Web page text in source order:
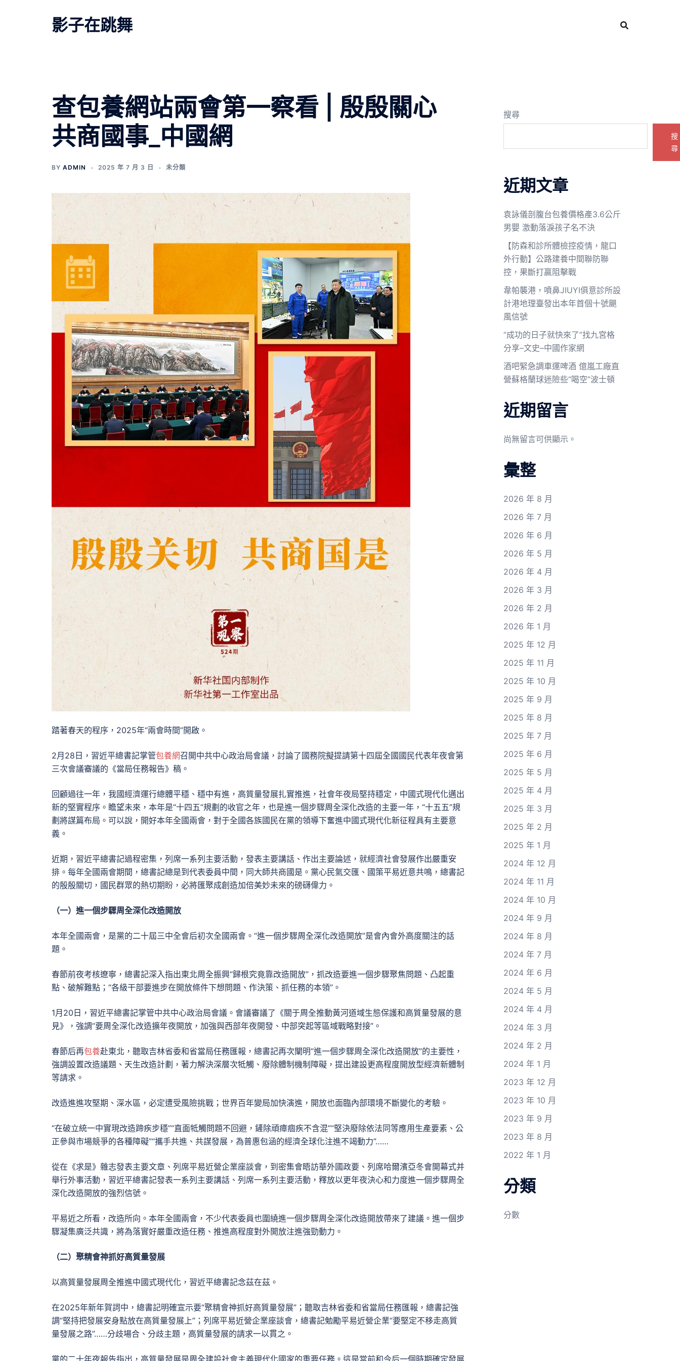
影子在跳舞
查包養網站兩會第一察看 | 殷殷關心
共商國事_中國網
BY ADMIN 2025 年 7 月 3 日 未分類
踏著春天的程序，2025年“兩會時間”開啟。
2月28日，習近平總書記掌管包養網召開中共中心政治局會議，討論了國務院擬提請第十四屆全國國民代表年夜會第
三次會議審議的《當局任務報告》稿。
回顧過往一年，我國經濟運行總體平穩、穩中有進，高質量發展扎實推進，社會年夜局堅持穩定，中國式現代化邁出
新的堅實程序。瞻望未來，本年是“十四五”規劃的收官之年，也是進一個步驟周全深化改造的主要一年，“十五五”規
劃將謀篇布局。可以說，開好本年全國兩會，對于全國各族國民在黨的領導下奮進中國式現代化新征程具有主要意
義。
近期，習近平總書記過程密集，列席一系列主要活動，發表主要講話、作出主要論述，就經濟社會發展作出嚴重安
排。每年全國兩會期間，總書記總是到代表委員中間，同大師共商國是。黨心民氣交匯、國策平易近意共鳴，總書記
的殷殷關切，國民群眾的熱切期盼，必將匯聚成創造加倍美妙未來的磅礴偉力。
（一）進一個步驟周全深化改造開放
本年全國兩會，是黨的二十屆三中全會后初次全國兩會。“進一個步驟周全深化改造開放”是會內會外高度關注的話
題。
春節前夜考核遼寧，總書記深入指出東北周全振興“歸根究竟靠改造開放”，抓改造要進一個步驟聚焦問題、凸起重
點、破解難點；“各級干部要進步在開放條件下想問題、作決策、抓任務的本領”。
1月20日，習近平總書記掌管中共中心政治局會議。會議審議了《關于周全推動黃河道域生態保護和高質量發展的意
見》，強調“要周全深化改造擴年夜開放，加強與西部年夜開發、中部突起等區域戰略對接”。
春節后再包養赴東北，聽取吉林省委和省當局任務匯報，總書記再次闡明“進一個步驟周全深化改造開放”的主要性，
強調設置改造議題、天生改造計劃，著力解決深層次牴觸、廢除體制機制障礙，提出建設更高程度開放型經濟新體制
等請求。
改造進進攻堅期、深水區，必定遭受風險挑戰；世界百年變局加快演進，開放也面臨內部環境不斷變化的考驗。
“在破立統一中實現改造蹄疾步穩”“直面牴觸問題不回避，鏟除頑瘴痼疾不含混”“堅決廢除依法同等應用生產要素、公
正參與市場競爭的各種障礙”“攜手共進、共謀發展，為普惠包涵的經濟全球化注進不竭動力”……
從在《求是》雜志發表主要文章、列席平易近營企業座談會，到密集會晤訪華外國政要、列席哈爾濱亞冬會開幕式并
舉行外事活動，習近平總書記發表一系列主要講話、列席一系列主要活動，釋放以更年夜決心和力度進一個步驟周全
深化改造開放的強烈信號。
平易近之所看，改造所向。本年全國兩會，不少代表委員也圍繞進一個步驟周全深化改造開放帶來了建議。進一個步
驟凝集廣泛共識，將為落實好嚴重改造任務、推進高程度對外開放注進強勁動力。
（二）聚精會神抓好高質量發展
以高質量發展周全推進中國式現代化，習近平總書記念茲在茲。
在2025年新年賀詞中，總書記明確宣示要“聚精會神抓好高質量發展”；聽取吉林省委和省當局任務匯報，總書記強
調“堅持把發展安身點放在高質量發展上”；列席平易近營企業座談會，總書記勉勵平易近營企業“要堅定不移走高質
量發展之路”……分歧場合、分歧主題，高質量發展的請求一以貫之。
黨的二十年夜報告指出，高質量發展是周全建設社會主義現代化國家的重要任務。這是當前和今后一個時期確定發展
搜尋
搜
尋
近期文章
袁詠儀剖腹台包養價格產3.6公斤
男嬰 激動落淚孩子名不決
【防森和診所體檢控疫情，龍口
外行動】公路建養中間聯防聯
控，果斷打贏阻擊戰
韋帕襲港，噴鼻JIUYI俱意診所設
計港地理臺發出本年首個十號颶
風信號
“成功的日子就快來了”找九宮格
分享–文史–中國作家網
酒吧緊急調車運啤酒 億嵐工廠直
營蘇格蘭球迷險些“喝空”波士頓
近期留言
尚無留言可供顯示。
彙整
2026 年 8 月
2026 年 7 月
2026 年 6 月
2026 年 5 月
2026 年 4 月
2026 年 3 月
2026 年 2 月
2026 年 1 月
2025 年 12 月
2025 年 11 月
2025 年 10 月
2025 年 9 月
2025 年 8 月
2025 年 7 月
2025 年 6 月
2025 年 5 月
2025 年 4 月
2025 年 3 月
2025 年 2 月
2025 年 1 月
2024 年 12 月
2024 年 11 月
2024 年 10 月
2024 年 9 月
2024 年 8 月
2024 年 7 月
2024 年 6 月
2024 年 5 月
2024 年 4 月
2024 年 3 月
2024 年 2 月
2024 年 1 月
2023 年 12 月
2023 年 10 月
2023 年 9 月
2023 年 8 月
2022 年 1 月
分類
分數